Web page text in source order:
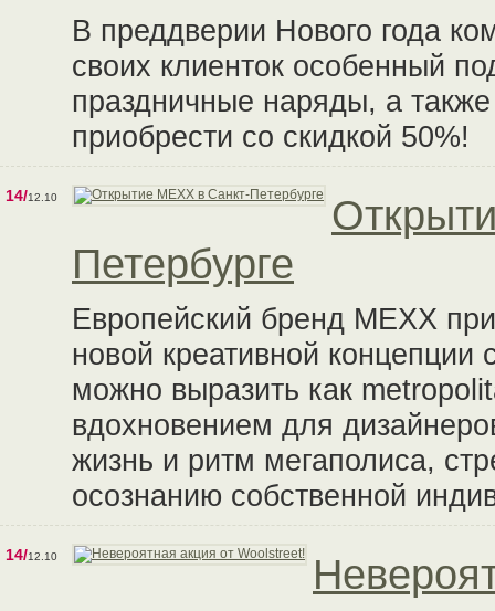
В преддверии Нового года
своих клиенток особенный
праздничные наряды, а
приобрести со скидкой 50%!
14/12.10
Петербурге
Европейский бренд MEXX
новой креативной
можно выразить как
вдохновением для
жизнь и ритм мегаполиса,
осознанию собственной
14/12.10